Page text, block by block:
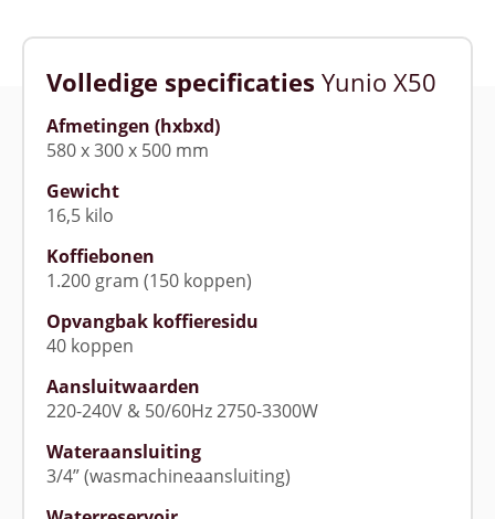
Volledige specificaties Yunio X50
Afmetingen (hxbxd)
580 x 300 x 500 mm
Gewicht
16,5 kilo
Koffiebonen
1.200 gram (150 koppen)
Opvangbak koffieresidu
40 koppen
Aansluitwaarden
220-240V & 50/60Hz 2750-3300W
Wateraansluiting
3/4” (wasmachineaansluiting)